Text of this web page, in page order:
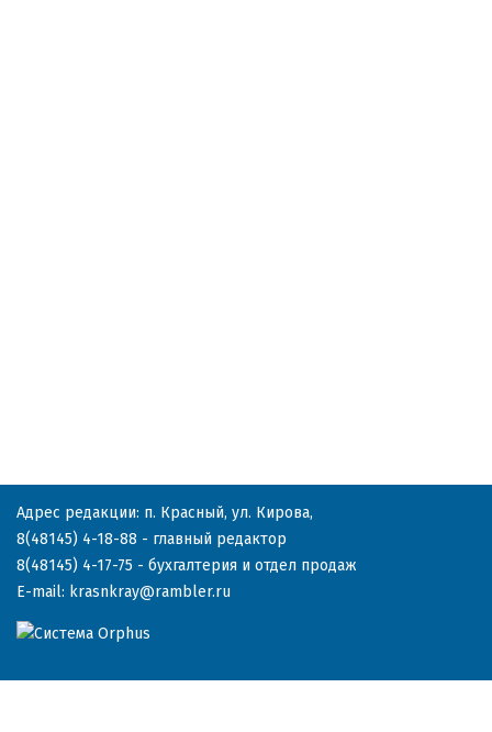
Адрес редакции: п. Красный, ул. Кирова,
8(48145) 4-18-88 - главный редактор
8(48145) 4-17-75 - бухгалтерия и отдел продаж
E-mail: krasnkray@rambler.ru